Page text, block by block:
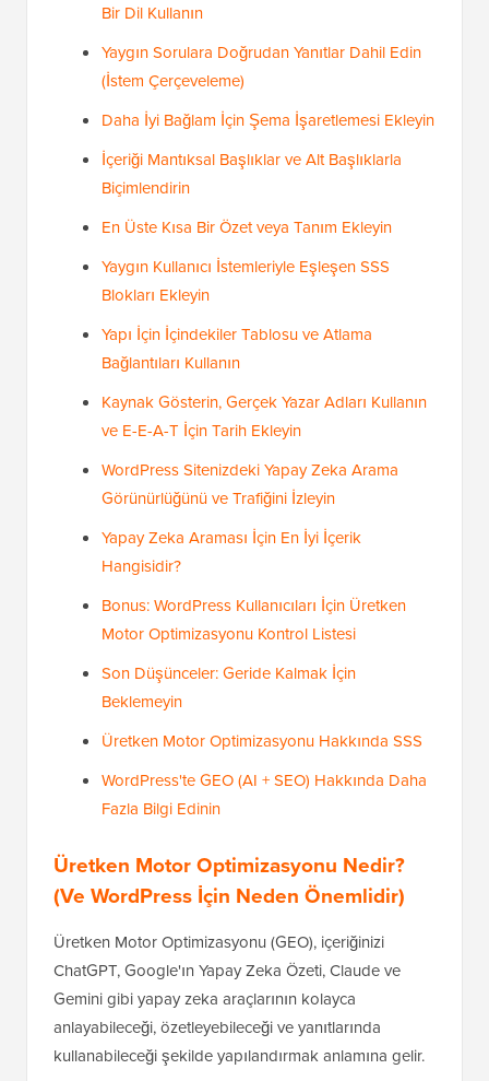
Bir Dil Kullanın
Yaygın Sorulara Doğrudan Yanıtlar Dahil Edin
(İstem Çerçeveleme)
Daha İyi Bağlam İçin Şema İşaretlemesi Ekleyin
İçeriği Mantıksal Başlıklar ve Alt Başlıklarla
Biçimlendirin
En Üste Kısa Bir Özet veya Tanım Ekleyin
Yaygın Kullanıcı İstemleriyle Eşleşen SSS
Blokları Ekleyin
Yapı İçin İçindekiler Tablosu ve Atlama
Bağlantıları Kullanın
Kaynak Gösterin, Gerçek Yazar Adları Kullanın
ve E-E-A-T İçin Tarih Ekleyin
WordPress Sitenizdeki Yapay Zeka Arama
Görünürlüğünü ve Trafiğini İzleyin
Yapay Zeka Araması İçin En İyi İçerik
Hangisidir?
Bonus: WordPress Kullanıcıları İçin Üretken
Motor Optimizasyonu Kontrol Listesi
Son Düşünceler: Geride Kalmak İçin
Beklemeyin
Üretken Motor Optimizasyonu Hakkında SSS
WordPress'te GEO (AI + SEO) Hakkında Daha
Fazla Bilgi Edinin
Üretken Motor Optimizasyonu Nedir?
(Ve WordPress İçin Neden Önemlidir)
Üretken Motor Optimizasyonu (GEO), içeriğinizi
ChatGPT, Google'ın Yapay Zeka Özeti, Claude ve
Gemini gibi yapay zeka araçlarının kolayca
anlayabileceği, özetleyebileceği ve yanıtlarında
kullanabileceği şekilde yapılandırmak anlamına gelir.